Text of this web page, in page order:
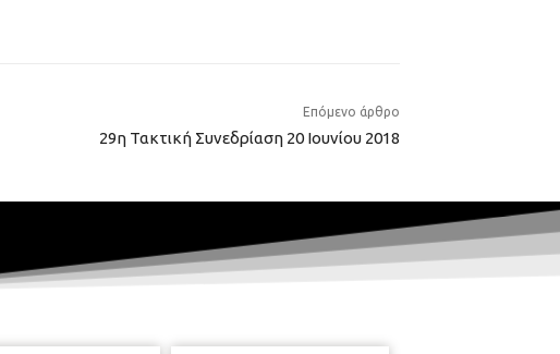
Επόμενο άρθρο
29η Τακτική Συνεδρίαση 20 Ιουνίου 2018